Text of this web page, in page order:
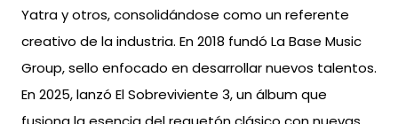
Yatra y otros, consolidándose como un referente
creativo de la industria. En 2018 fundó La Base Music
Group, sello enfocado en desarrollar nuevos talentos.
En 2025, lanzó El Sobreviviente 3, un álbum que